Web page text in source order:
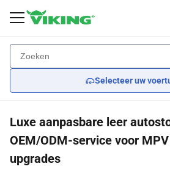
Selecteer uw
rug
Banden
wieldekking
rug
oponthoud
Motorkoeling
rug
Lichaamsuitrustingen
Spiegels
rug
Achterlichten
rug
Car Seat Covers
Stuurwielen
Luxe aanpasbare leer
OEM/ODM-service voor
upgrades